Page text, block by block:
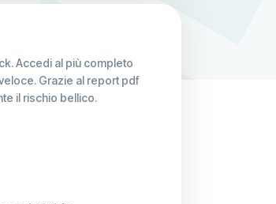
Accedi al più completo
Grazie al report pdf
il rischio bellico.